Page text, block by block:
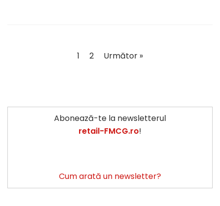
1 2 Următor »
Abonează-te la newsletterul
retail-FMCG.ro!
Cum arată un newsletter?